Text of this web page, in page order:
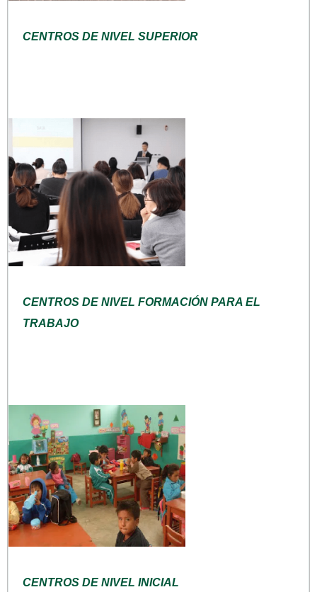
CENTROS DE NIVEL SUPERIOR
CENTROS DE NIVEL FORMACIÓN PARA EL
TRABAJO
CENTROS DE NIVEL INICIAL